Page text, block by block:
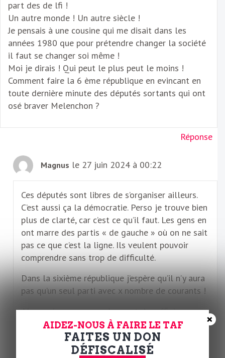
part des de lfi !
Un autre monde ! Un autre siècle !
Je pensais à une cousine qui me disait dans les
années 1980 que pour prétendre changer la société
il faut se changer soi même !
Moi je dirais ! Qui peut le plus peut le moins !
Comment faire la 6 ème république en evincant en
toute dernière minute des députés sortants qui ont
osé braver Melenchon ?
Réponse
Magnus le 27 juin 2024 à 00:22
Ces députés sont libres de s’organiser ailleurs.
C’est aussi ça la démocratie. Perso je trouve bien
plus de clarté, car c’est ce qu’il faut. Les gens en
ont marre des partis « de gauche » où on ne sait
pas ce que c’est la ligne. Ils veulent pouvoir
comprendre sans trop de difficulté.
Dans la sixième république j’espère qu’il n’y aura
pas qu’un seul parti avec x nombre de courants !
Alors suis pas un grand expert du ruffinisme,
mais d’après ce que j’ai compris il préfère parler
aux français qui vivent à la campagne tout ça
plutôt que les français qui vivent dans certains
AIDEZ-NOUS À FAIRE LE TAF
FAITES UN DON
DÉFISCALISÉ
×